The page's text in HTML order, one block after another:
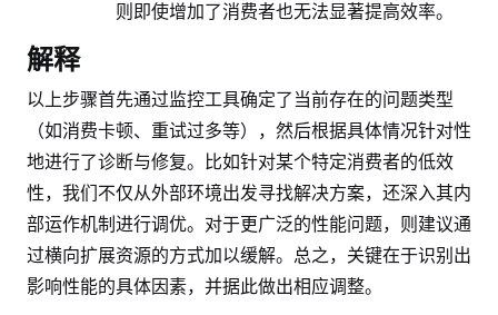
则即使增加了消费者也无法显著提高效率。
解释
以上步骤首先通过监控工具确定了当前存在的问题类型
（如消费卡顿、重试过多等），然后根据具体情况针对性
地进行了诊断与修复。比如针对某个特定消费者的低效
性，我们不仅从外部环境出发寻找解决方案，还深入其内
部运作机制进行调优。对于更广泛的性能问题，则建议通
过横向扩展资源的方式加以缓解。总之，关键在于识别出
影响性能的具体因素，并据此做出相应调整。